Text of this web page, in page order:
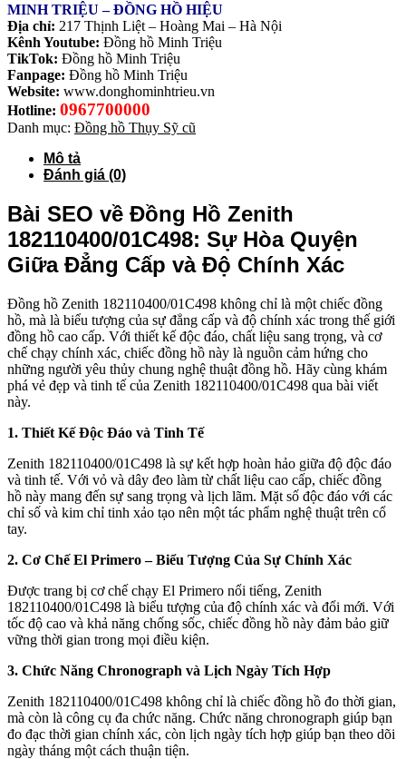
MINH TRIỆU – ĐỒNG HỒ HIỆU
Địa chỉ: 217 Thịnh Liệt – Hoàng Mai – Hà Nội
Kênh Youtube: Đồng hồ Minh Triệu
TikTok: Đồng hồ Minh Triệu
Fanpage: Đồng hồ Minh Triệu
Website: www.donghominhtrieu.vn
Hotline: 0967700000
Danh mục: Đồng hồ Thụy Sỹ cũ
Mô tả
Đánh giá (0)
Bài SEO về Đồng Hồ Zenith
182110400/01C498: Sự Hòa Quyện
Giữa Đẳng Cấp và Độ Chính Xác
Đồng hồ Zenith 182110400/01C498 không chỉ là một chiếc đồng
hồ, mà là biểu tượng của sự đẳng cấp và độ chính xác trong thế giới
đồng hồ cao cấp. Với thiết kế độc đáo, chất liệu sang trọng, và cơ
chế chạy chính xác, chiếc đồng hồ này là nguồn cảm hứng cho
những người yêu thủy chung nghệ thuật đồng hồ. Hãy cùng khám
phá vẻ đẹp và tinh tế của Zenith 182110400/01C498 qua bài viết
này.
1. Thiết Kế Độc Đáo và Tinh Tế
Zenith 182110400/01C498 là sự kết hợp hoàn hảo giữa độ độc đáo
và tinh tế. Với vỏ và dây đeo làm từ chất liệu cao cấp, chiếc đồng
hồ này mang đến sự sang trọng và lịch lãm. Mặt số độc đáo với các
chỉ số và kim chỉ tinh xảo tạo nên một tác phẩm nghệ thuật trên cổ
tay.
2. Cơ Chế El Primero – Biểu Tượng Của Sự Chính Xác
Được trang bị cơ chế chạy El Primero nổi tiếng, Zenith
182110400/01C498 là biểu tượng của độ chính xác và đổi mới. Với
tốc độ cao và khả năng chống sốc, chiếc đồng hồ này đảm bảo giữ
vững thời gian trong mọi điều kiện.
3. Chức Năng Chronograph và Lịch Ngày Tích Hợp
Zenith 182110400/01C498 không chỉ là chiếc đồng hồ đo thời gian,
mà còn là công cụ đa chức năng. Chức năng chronograph giúp bạn
đo đạc thời gian chính xác, còn lịch ngày tích hợp giúp bạn theo dõi
ngày tháng một cách thuận tiện.